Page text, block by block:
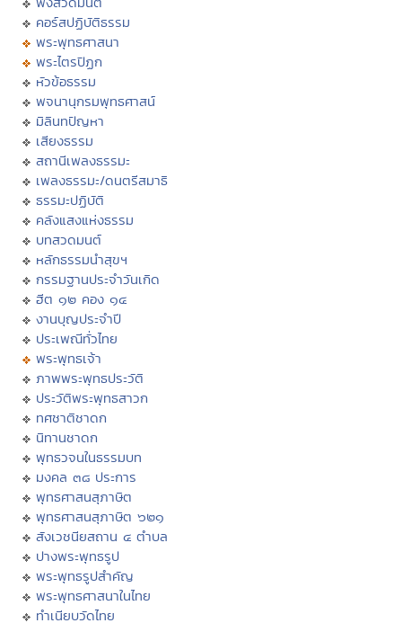
คอร์สปฏิบัติธรรม
พระพุทธศาสนา
พระไตรปิฏก
หัวข้อธรรม
พจนานุกรมพุทธศาสน์
มิลินทปัญหา
เสียงธรรม
สถานีเพลงธรรมะ
เพลงธรรมะ/ดนตรีสมาธิ
ธรรมะปฏิบัติ
คลังแสงแห่งธรรม
บทสวดมนต์
หลักธรรมนำสุขฯ
กรรมฐานประจำวันเกิด
ฮีต ๑๒ คอง ๑๔
งานบุญประจำปี
ประเพณีทั่วไทย
พระพุทธเจ้า
ภาพพระพุทธประวัติ
ประวัติพระพุทธสาวก
ทศชาติชาดก
นิทานชาดก
พุทธวจนในธรรมบท
มงคล ๓๘ ประการ
พุทธศาสนสุภาษิต
พุทธศาสนสุภาษิต ๖๒๑
สังเวชนียสถาน ๔ ตำบล
ปางพระพุทธรูป
พระพุทธรูปสำคัญ
พระพุทธศาสนาในไทย
ทำเนียบวัดไทย